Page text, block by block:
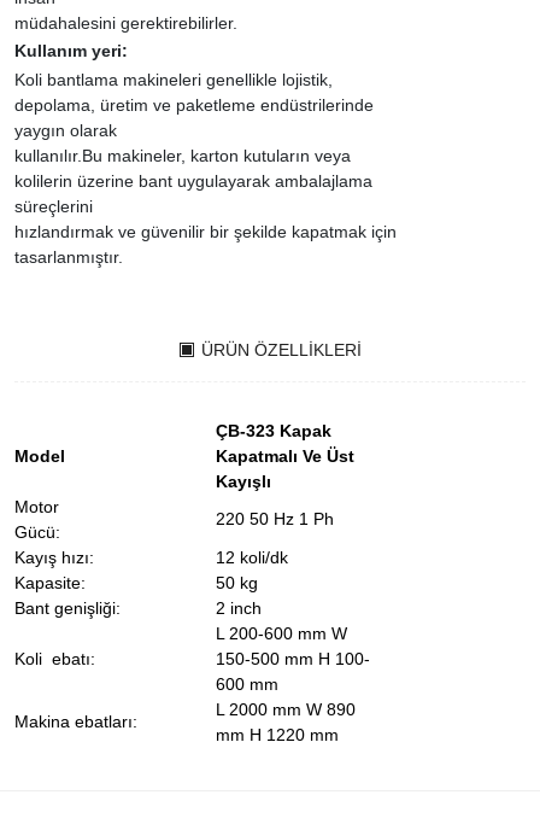
müdahalesini gerektirebilirler.
Kullanım yeri:
Koli bantlama makineleri genellikle lojistik,
depolama, üretim ve paketleme endüstrilerinde
yaygın olarak
kullanılır.Bu makineler, karton kutuların veya
kolilerin üzerine bant uygulayarak ambalajlama
süreçlerini
hızlandırmak ve güvenilir bir şekilde kapatmak için
tasarlanmıştır.
ÜRÜN ÖZELLIKLERI
Model
ÇB-323 Kapak
Kapatmalı Ve Üst
Kayışlı
Motor
Gücü:
220 50 Hz 1 Ph
Kayış hızı:
12 koli/dk
Kapasite: 50 kg
Bant genişliği:
2 inch
Koli ebatı:
L 200-600 mm W
150-500 mm H 100-
600 mm
Makina ebatları:
L 2000 mm W 890
mm H 1220 mm